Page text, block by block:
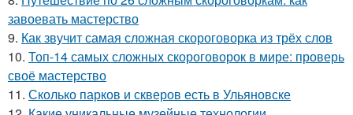
завоевать мастерство
9. Как звучит самая сложная скороговорка из трёх слов
10. Топ-14 самых сложных скороговорок в мире: проверь
своё мастерство
11. Сколько парков и скверов есть в Ульяновске